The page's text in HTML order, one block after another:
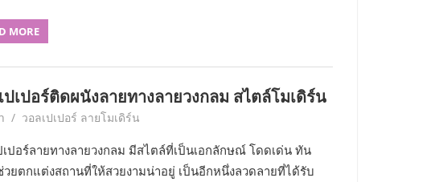
MORE
ปเปอร์ติดผนังลายทางลายวงกลม สไตล์โมเดิร์น
2017วอลเปเปอร์ ลายโมเดิร์น
เปอร์ลายทางลายวงกลม มีสไตล์ที่เป็นเอกลักษณ์ โดดเด่น ทัน
ยตกแต่งสถานที่ให้สวยงามน่าอยู่ เป็นอีกหนึ่งลวดลายที่ได้รับ